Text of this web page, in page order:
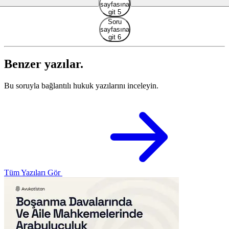
sayfasına
git 5
Soru
sayfasına
git 6
Benzer yazılar.
Bu soruyla bağlantılı hukuk yazılarını inceleyin.
Tüm Yazıları Gör